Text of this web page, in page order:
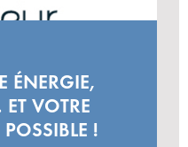
ÉNERGIE,
VOTRE
POSSIBLE !